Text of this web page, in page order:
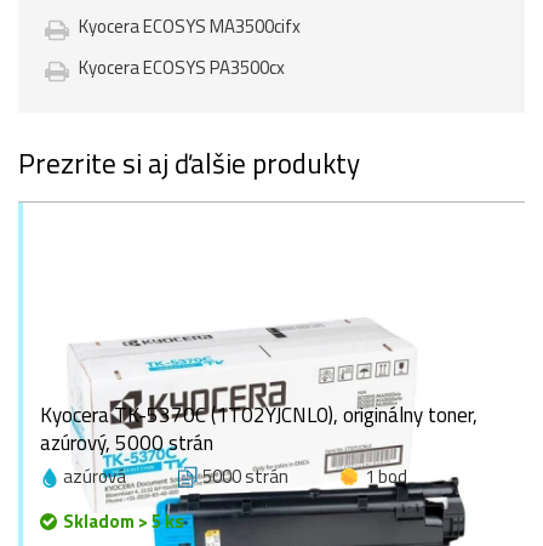
Kyocera ECOSYS MA3500cifx
Kyocera ECOSYS PA3500cx
Prezrite si aj ďalšie produkty
Kyocera TK-5370C (1T02YJCNL0), originálny toner,
azúrový, 5000 strán
azúrová 5000 strán
1 bod
Skladom > 5 ks